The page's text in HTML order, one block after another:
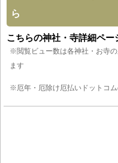
ら
こちらの神社・寺詳細ペ
※閲覧ビュー数は各神社・お寺
ます
※厄年・厄除け厄払いドットコ